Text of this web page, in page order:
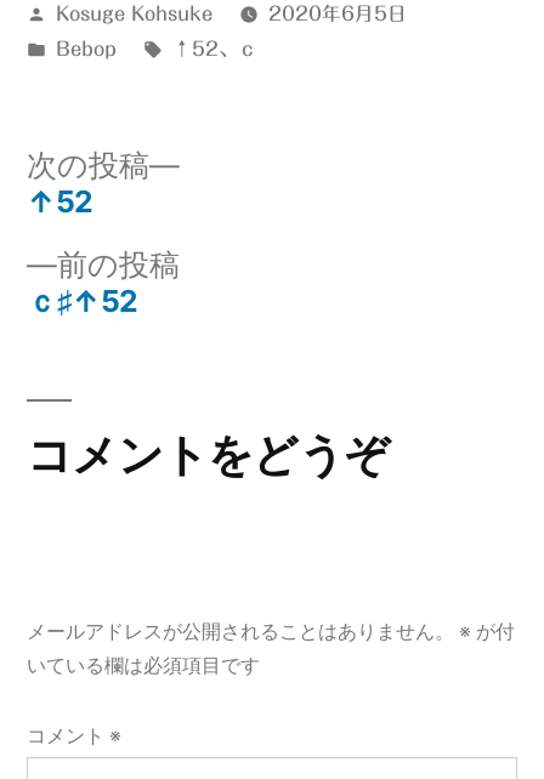
投
稿
Kosuge Kohsuke
2020年6月5日
カ
ー:
Bebop
タ
↑52、 ｃ
投
稿
ビ
ゲ
ン
前の投稿
ｃ♯↑52
次の投稿
次
↑52
コメントをどうぞ
メールアドレスが公開されることはありません。 ※ が付
いている欄は必須項目です
コメント ※